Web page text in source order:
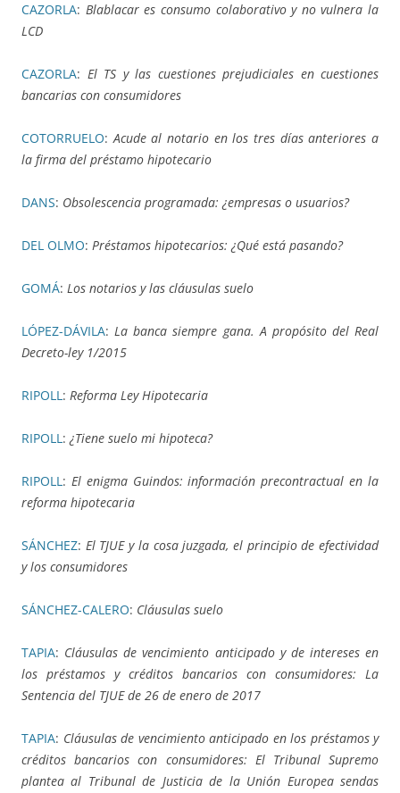
CAZORLA: Blablacar es consumo colaborativo y no vulnera la
LCD
CAZORLA: El TS y las cuestiones prejudiciales en cuestiones
bancarias con consumidores
COTORRUELO:Acude al notario en los tres días anteriores a
la firma del préstamo hipotecario
DANS: Obsolescencia programada: ¿empresas o usuarios?
DEL OLMO: Préstamos hipotecarios: ¿Qué está pasando?
GOMÁ: Los notarios y las cláusulas suelo
LÓPEZ-DÁVILA:La banca siempre gana. A propósito del Real
Decreto-ley 1/2015
RIPOLL: Reforma Ley Hipotecaria
RIPOLL: ¿Tiene suelo mi hipoteca?
RIPOLL: El enigma Guindos: información precontractual en la
reforma hipotecaria
SÁNCHEZ: El TJUE y la cosa juzgada, el principio de efectividad
y los consumidores
SÁNCHEZ-CALERO: Cláusulas suelo
TAPIA: Cláusulas de vencimiento anticipado y de intereses en
los préstamos y créditos bancarios con consumidores: La
Sentencia del TJUE de 26 de enero de 2017
TAPIA: Cláusulas de vencimiento anticipado en los préstamos y
créditos bancarios con consumidores: El Tribunal Supremo
plantea al Tribunal de Justicia de la Unión Europea sendas